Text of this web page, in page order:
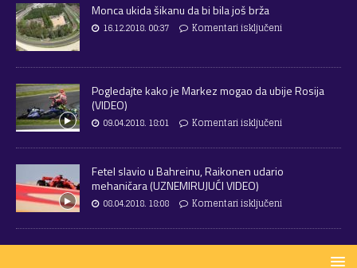
Monca ukida šikanu da bi bila još brža
16.12.2018. 00:37 Komentari isključeni
Pogledajte kako je Markez mogao da ubije Rosija
(VIDEO)
09.04.2018. 18:01 Komentari isključeni
Fetel slavio u Bahreinu, Raikonen udario
mehaničara (UZNEMIRUJUĆI VIDEO)
08.04.2018. 18:08 Komentari isključeni